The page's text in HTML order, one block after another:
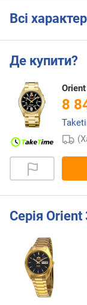
Всі
Де купити?
8
Серія